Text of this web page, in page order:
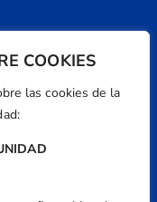
COOKIES
las cookies de la